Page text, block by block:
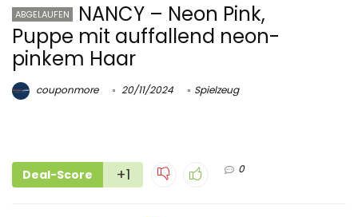
ABGELAUFEN
NANCY – Neon Pink,
Puppe mit auffallend neon-
pinkem Haar
couponmore 20/11/2024 Spielzeug
Deal-Score +1 0